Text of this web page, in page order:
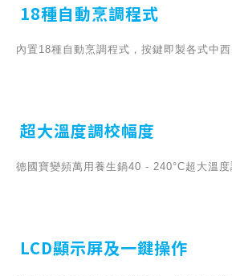
18種自動烹調程式
內置18種自動烹調程式，按鍵即製各式中西
超大溫度調校幅度
德國寶變頻萬用養生鍋40 - 240°C超大溫
LCD顯示屏及一鍵操作